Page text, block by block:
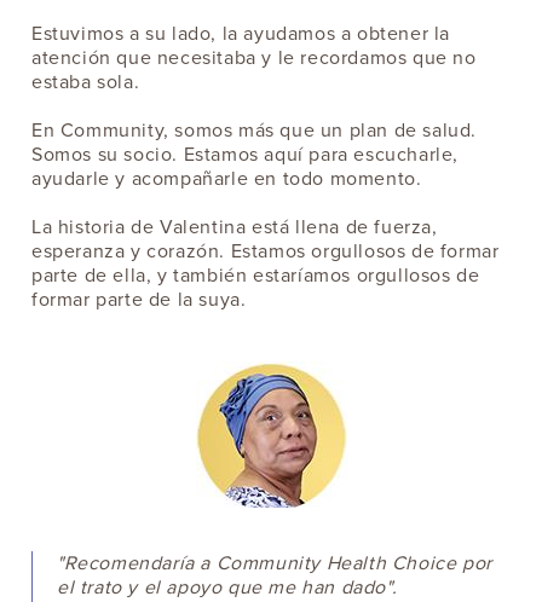
Estuvimos a su lado, la ayudamos a obtener la
atención que necesitaba y le recordamos que no
estaba sola.
En Community, somos más que un plan de salud.
Somos su socio. Estamos aquí para escucharle,
ayudarle y acompañarle en todo momento.
La historia de Valentina está llena de fuerza,
esperanza y corazón. Estamos orgullosos de formar
parte de ella, y también estaríamos orgullosos de
formar parte de la suya.
"Recomendaría a Community Health Choice por
el trato y el apoyo que me han dado".